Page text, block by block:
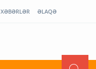
XƏBƏRLƏR ƏLAQƏ